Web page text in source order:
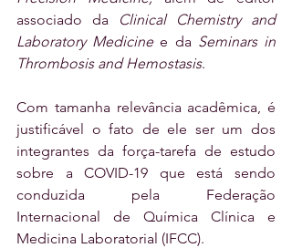
associado da
Clinical Chemistry and
Laboratory Medicine e da Seminars in
Thrombosis and Hemostasis.
Com tamanha relevância acadêmica, é
justificável o fato de ele ser um dos
integrantes da força-tarefa de estudo
sobre a COVID-19 que está sendo
conduzida pela Federação
Internacional de Química Clínica e
Medicina Laboratorial (IFCC).